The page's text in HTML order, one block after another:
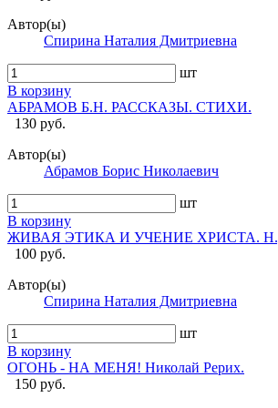
Автор(ы)
Спирина Наталия Дмитриевна
шт
В корзину
АБРАМОВ Б.Н. РАССКАЗЫ. СТИХИ.
130 руб.
Автор(ы)
Абрамов Борис Николаевич
шт
В корзину
ЖИВАЯ ЭТИКА И УЧЕНИЕ ХРИСТА.
100 руб.
Автор(ы)
Спирина Наталия Дмитриевна
шт
В корзину
ОГОНЬ - НА МЕНЯ! Николай Рерих.
150 руб.